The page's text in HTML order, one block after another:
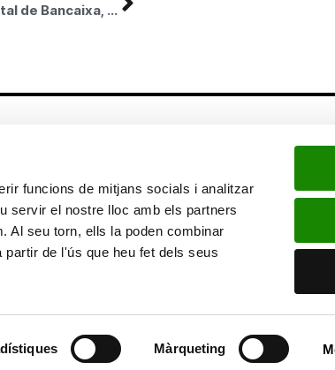
funcions de mitjans socials i analitzar
servir el nostre lloc amb els partners
Al seu torn, ells la poden combinar
de l'ús que heu fet dels seus
Màrqueting
La Política Mediambiental de Bancaixa, premiada per la revista Mi Cartera de Inversión
de la col·lecció
Si quieres estar a la
newsletter: